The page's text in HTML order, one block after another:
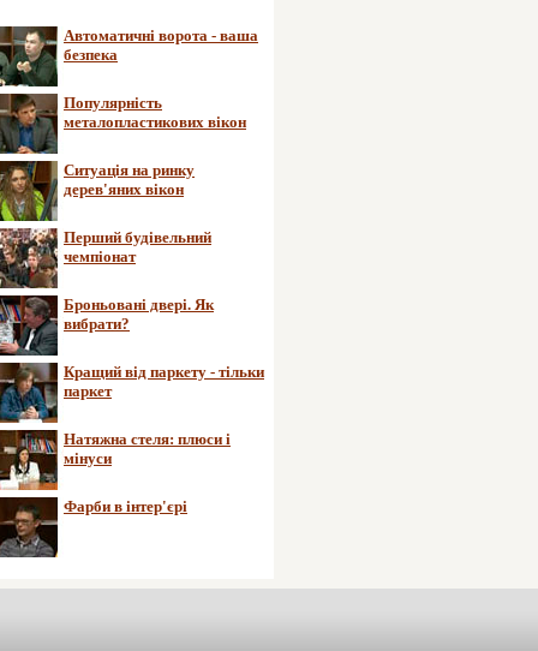
Автоматичні ворота - ваша
безпека
Популярність
металопластикових вікон
Ситуація на ринку
дерев'яних вікон
Перший будівельний
чемпіонат
Броньовані двері. Як
вибрати?
Кращий від паркету - тільки
паркет
Натяжна стеля: плюси і
мінуси
Фарби в інтер'єрі